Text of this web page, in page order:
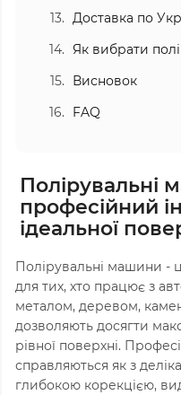
Доставка по
Як вибрати
Висновок
FAQ
Полірувальні
професійний
ідеальної
Полірувальні машини -
для тих, хто працює з
металом, деревом,
дозволяють досягти
рівної поверхні.
справляються як з
глибокою корекцією,